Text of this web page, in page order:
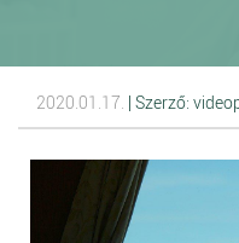
2020.01.17. | Szerző: